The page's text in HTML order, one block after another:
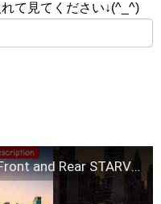
て見てください↓(^_^)
ROVE R2-4K DUAl Dash Cam Front and Rear STARVIS 2 Sensor Free 128GB Card #shopnowatamazon #amazon